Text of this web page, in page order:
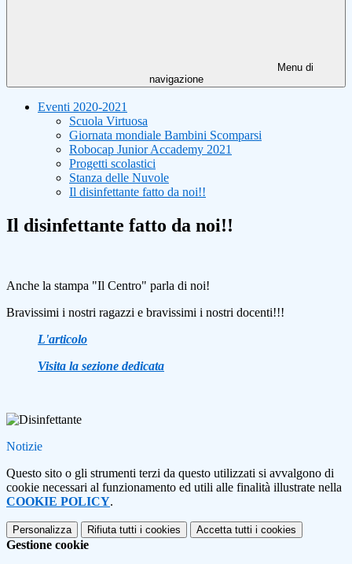
Menu di
navigazione
Eventi 2020-2021
Scuola Virtuosa
Giornata mondiale Bambini Scomparsi
Robocap Junior Accademy 2021
Progetti scolastici
Stanza delle Nuvole
Il disinfettante fatto da noi!!
Il disinfettante fatto da noi!!
Anche la stampa "Il Centro" parla di noi!
Bravissimi i nostri ragazzi e bravissimi i nostri docenti!!!
L'articolo
Visita la sezione dedicata
Notizie
Questo sito o gli strumenti terzi da questo utilizzati si avvalgono di
cookie necessari al funzionamento ed utili alle finalità illustrate nella
COOKIE POLICY.
Personalizza Rifiuta tutti i cookies Accetta tutti i cookies
Gestione cookie